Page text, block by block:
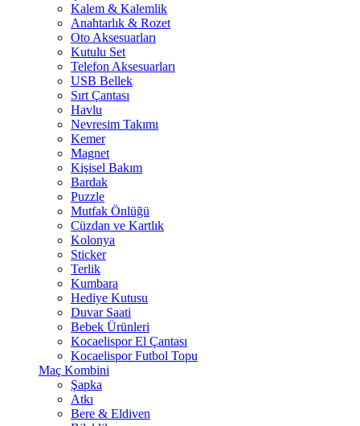
Kalem & Kalemlik
Anahtarlık & Rozet
Oto Aksesuarları
Kutulu Set
Telefon Aksesuarları
USB Bellek
Sırt Çantası
Havlu
Nevresim Takımı
Kemer
Magnet
Kişisel Bakım
Bardak
Puzzle
Mutfak Önlüğü
Cüzdan ve Kartlık
Kolonya
Sticker
Terlik
Kumbara
Hediye Kutusu
Duvar Saati
Bebek Ürünleri
Kocaelispor El Çantası
Kocaelispor Futbol Topu
Maç Kombini
Şapka
Atkı
Bere & Eldiven